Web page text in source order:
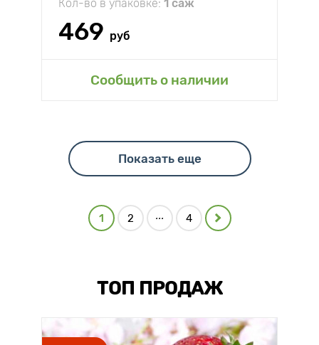
Кол-во в упаковке: 1 саж
469 руб
Сообщить о наличии
Показать еще
1 2 ... 4
ТОП ПРОДАЖ